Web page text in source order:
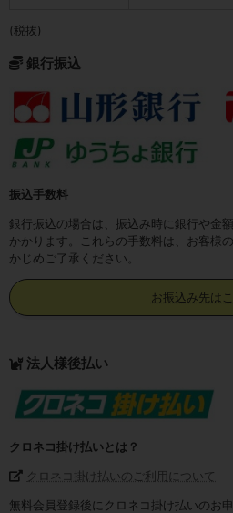
(税抜)
銀行振込
振込手数料
銀行振込の場合は、振込み時に銀行や金
かかります。これらの手数料は、お客様
かじめご了承ください。
お振込み先は
法人様後払い
クロネコ掛け払いとは？
クロネコ掛け払いのご利用について
無料会員登録後にクロネコ掛け払いのお